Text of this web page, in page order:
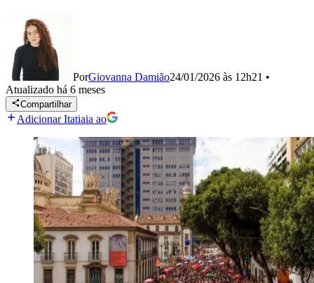
PorGiovanna Damião24/01/2026 às 12h21 •
Atualizado há 6 meses
Compartilhar
Adicionar Itatiaia ao